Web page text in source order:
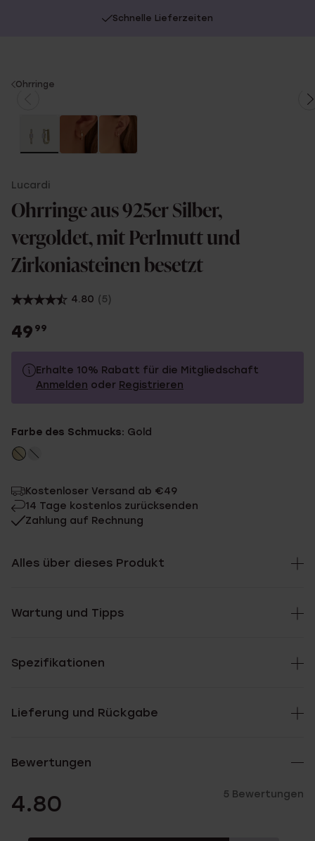
Schnelle Lieferzeiten
You
Ohrringe
Lucardi
Ohrringe aus 925er Silber,
vergoldet, mit Perlmutt und
Zirkoniasteinen besetzt
4.80 (5)
49 99
Erhalte 10% Rabatt für die Mitgliedschaft
Anmelden oder Registrieren
Ohne Mitgliederrabatt
Farbe des Schmucks: Gold
Kostenloser Versand ab €49
14 Tage kostenlos zurücksenden
Zahlung auf Rechnung
Alles über dieses Produkt
Wartung und Tipps
Spezifikationen
Lieferung und Rückgabe
Bewertungen
4.80 5 Bewertungen